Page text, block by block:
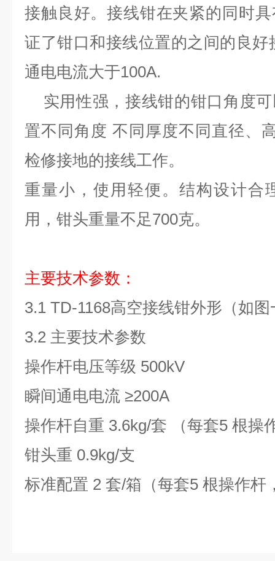
接触良好。接线钳在夹紧的同时
证了钳口和接线位置的之间的良
通电电流大于100A.
实用性强，接线钳的钳口角度
置不同角度 不同厚度不同直径、
检修接地的接线工作。
重量小，使用轻便。结构设计合
用，钳头重量不足700克。
主要技术参数：
3.1 TD-1168高空接线钳外形（如图
3.2 主要技术参数
操作杆电压等级 500kV
瞬间通电电流 ≥200A
操作杆自重 3.6kg/套 （每套5 根操
钳头重 0.9kg/支
标准配置 2 套/箱（每套5 根操作杆